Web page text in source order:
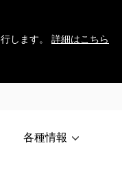
します。 詳細はこちら
各種情報